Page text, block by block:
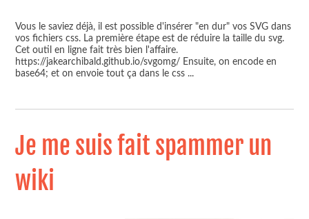
Vous le saviez déjà, il est possible d'insérer "en dur" vos SVG dans
vos fichiers css. La première étape est de réduire la taille du svg.
Cet outil en ligne fait très bien l'affaire.
https://jakearchibald.github.io/svgomg/ Ensuite, on encode en
base64; et on envoie tout ça dans le css ...
Je me suis fait spammer un
wiki